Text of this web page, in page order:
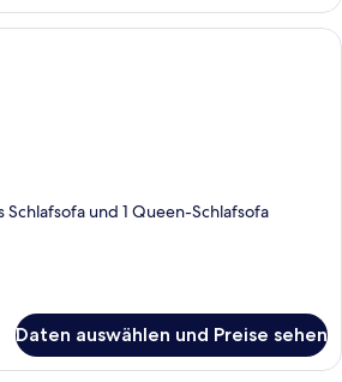
Ein modernes Wohnzimmer mit
Schlafsofa und 1 Queen-Schlafsofa
Daten auswählen und Preise sehen